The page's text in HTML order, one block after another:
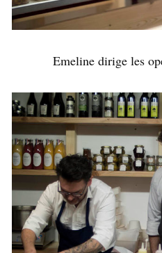
Emeline dirige les